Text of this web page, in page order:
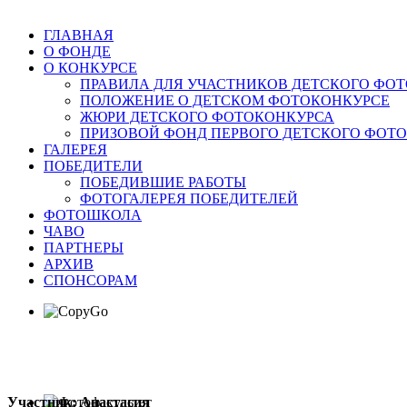
ГЛАВНАЯ
О ФОНДЕ
О КОНКУРСЕ
ПРАВИЛА ДЛЯ УЧАСТНИКОВ ДЕТСКОГО
ПОЛОЖЕНИЕ О ДЕТСКОМ ФОТОКОНКУРСЕ
ЖЮРИ ДЕТСКОГО ФОТОКОНКУРСА
ПРИЗОВОЙ ФОНД ПЕРВОГО ДЕТСКОГО
ГАЛЕРЕЯ
ПОБЕДИТЕЛИ
ПОБЕДИВШИЕ РАБОТЫ
ФОТОГАЛЕРЕЯ ПОБЕДИТЕЛЕЙ
ФОТОШКОЛА
ЧАВО
ПАРТНЕРЫ
АРХИВ
СПОНСОРАМ
Участник: Анастасия